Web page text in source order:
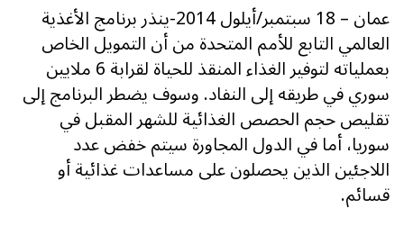
عمان – 18 سبتمبر/أيلول 2014-ينذر برنامج الأغذية
العالمي التابع للأمم المتحدة من أن التمويل الخاص
بعملياته لتوفير الغذاء المنقذ للحياة لقرابة 6 ملايين
سوري في طريقه إلى النفاد. وسوف يضطر البرنامج إلى
تقليص حجم الحصص الغذائية للشهر المقبل في
سوريا، أما في الدول المجاورة سيتم خفض عدد
اللاجئين الذين يحصلون على مساعدات غذائية أو
قسائم.